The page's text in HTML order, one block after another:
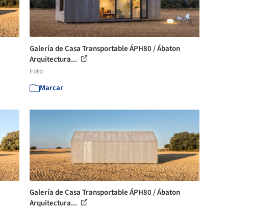
Galería de Casa Transportable ÁPH80 / Ábaton
Arquitectura...
Foto
Marcar
Galería de Casa Transportable ÁPH80 / Ábaton
Arquitectura...